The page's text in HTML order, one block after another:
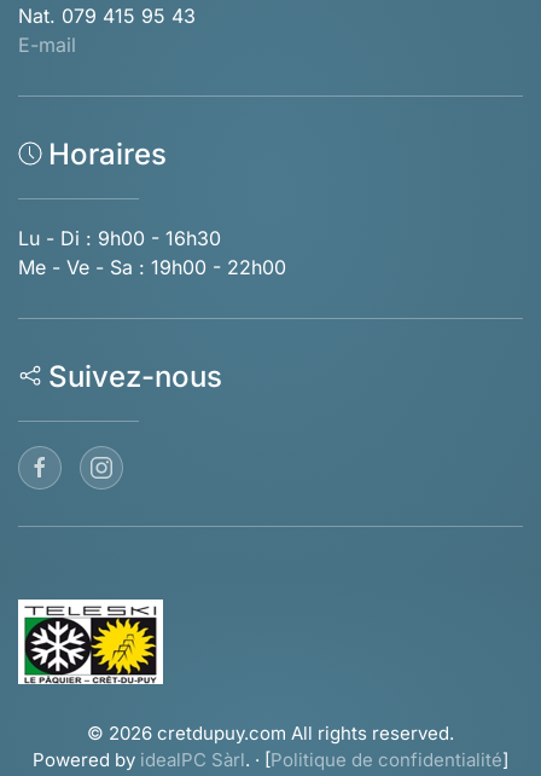
Nat. 079 415 95 43
E-mail
Horaires
Lu - Di : 9h00 - 16h30
Me - Ve - Sa : 19h00 - 22h00
Suivez-nous
© 2026 cretdupuy.com All rights reserved.
Powered by idealPC Sàrl. · [Politique de confidentialité]